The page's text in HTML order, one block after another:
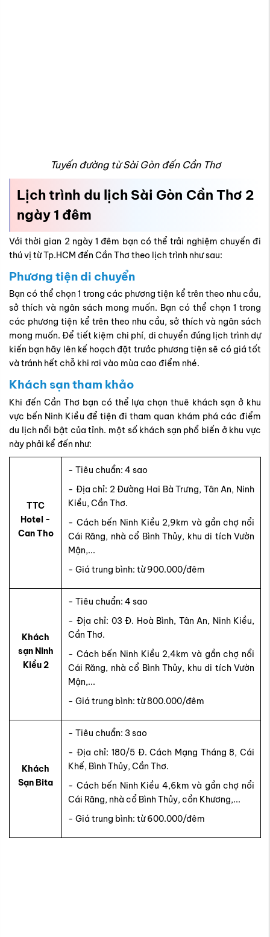
Tuyến đường từ Sài Gòn đến Cần Thơ
Lịch trình du lịch Sài Gòn Cần Thơ 2
ngày 1 đêm
Với thời gian 2 ngày 1 đêm bạn có thể trải nghiệm chuyến đi
thú vị từ Tp.HCM đến Cần Thơ theo lịch trình như sau:
Phương tiện di chuyển
Bạn có thể chọn 1 trong các phương tiện kể trên theo nhu cầu,
sở thích và ngân sách mong muốn. Bạn có thể chọn 1 trong
các phương tiện kể trên theo nhu cầu, sở thích và ngân sách
mong muốn. Để tiết kiệm chi phí, di chuyển đúng lịch trình dự
kiến bạn hãy lên kế hoạch đặt trước phương tiện sẽ có giá tốt
và tránh hết chỗ khi rơi vào mùa cao điểm nhé.
Khách sạn tham khảo
Khi đến Cần Thơ bạn có thể lựa chọn thuê khách sạn ở khu
vực bến Ninh Kiều để tiện đi tham quan khám phá các điểm
du lịch nổi bật của tỉnh. một số khách sạn phổ biến ở khu vực
này phải kể đến như:
TTC
Hotel -
Can Tho
- Tiêu chuẩn: 4 sao
- Địa chỉ: 2 Đường Hai Bà Trưng, Tân An, Ninh
Kiều, Cần Thơ.
- Cách bến Ninh Kiều 2,9km và gần chợ nổi
Cái Răng, nhà cổ Bình Thủy, khu di tích Vườn
Mận,...
- Giá trung bình: từ 900.000/đêm
Khách
sạn Ninh
Kiều 2
- Tiêu chuẩn: 4 sao
- Địa chỉ: 03 Đ. Hoà Bình, Tân An, Ninh Kiều,
Cần Thơ.
- Cách bến Ninh Kiều 2,4km và gần chợ nổi
Cái Răng, nhà cổ Bình Thủy, khu di tích Vườn
Mận,...
- Giá trung bình: từ 800.000/đêm
Khách
Sạn Bita
- Tiêu chuẩn: 3 sao
- Địa chỉ: 180/5 Đ. Cách Mạng Tháng 8, Cái
Khế, Bình Thủy, Cần Thơ.
- Cách bến Ninh Kiều 4,6km và gần chợ nổi
Cái Răng, nhà cổ Bình Thủy, cồn Khương,...
- Giá trung bình: từ 600.000/đêm